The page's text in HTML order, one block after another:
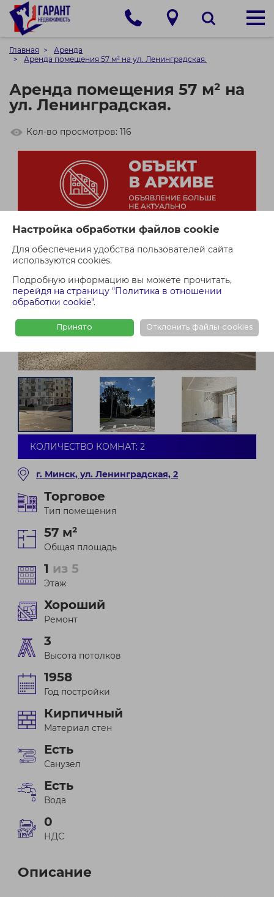
Настройка обработки файлов cookie
Для обеспечения удобства пользователей сайта
используются cookies.
Подробную информацию вы можете прочитать,
перейдя на страницу "Политика в отношении
обработки cookie".
Принято Отклонить файлы cookies
Главная
Аренда
Аренда помещения 57 м² на ул. Ленинградская.
Аренда помещения 57 м² на
ул. Ленинградская.
Кол-во просмотров: 116
КОЛИЧЕСТВО КОМНАТ: 2
г. Минск, ул. Ленинградская, 2
Торговое
Тип помещения
57 м²
Общая площадь
1 из 5
Этаж
Хороший
Ремонт
3
Высота потолков
1958
Год постройки
Кирпичный
Материал стен
Есть
Санузел
Есть
Вода
0
НДС
Описание